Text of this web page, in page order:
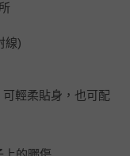
線)
輕柔貼身，也可配